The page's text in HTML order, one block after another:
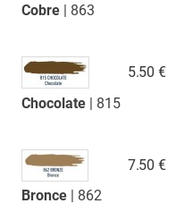
Cobre| 863
Chocolate| 815
5.50 €
Bronce| 862
7.50 €